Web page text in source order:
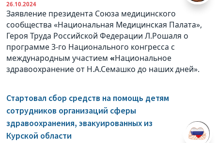
26.10.2024
Заявление президента Союза медицинского
сообщества «Национальная Медицинская Палата»,
Героя Труда Российской Федерации Л.Рошаля о
программе 3-го Национального конгресса с
международным участием«Национальное
здравоохранение от Н.А.Семашко до наших дней».
Стартовал сбор средств на помощь детям
сотрудников организаций сферы
здравоохранения, эвакуированных из
Курской области